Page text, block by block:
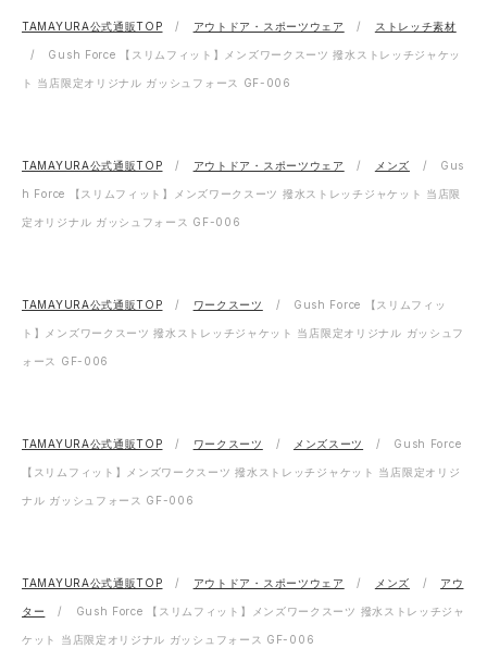
TAMAYURA公式通販TOP アウトドア・スポーツウェア ストレッチ素材
Gush Force 【スリムフィット】メンズワークスーツ 撥水ストレッチジャケッ
ト 当店限定オリジナル ガッシュフォース GF-006
TAMAYURA公式通販TOP アウトドア・スポーツウェア メンズ Gus
h Force 【スリムフィット】メンズワークスーツ 撥水ストレッチジャケット 当店限
定オリジナル ガッシュフォース GF-006
TAMAYURA公式通販TOP ワークスーツ Gush Force 【スリムフィッ
ト】メンズワークスーツ 撥水ストレッチジャケット 当店限定オリジナル ガッシュフ
ォース GF-006
TAMAYURA公式通販TOP ワークスーツ メンズスーツ Gush Force
【スリムフィット】メンズワークスーツ 撥水ストレッチジャケット 当店限定オリジ
ナル ガッシュフォース GF-006
TAMAYURA公式通販TOP アウトドア・スポーツウェア メンズ アウ
ター Gush Force 【スリムフィット】メンズワークスーツ 撥水ストレッチジャ
ケット 当店限定オリジナル ガッシュフォース GF-006